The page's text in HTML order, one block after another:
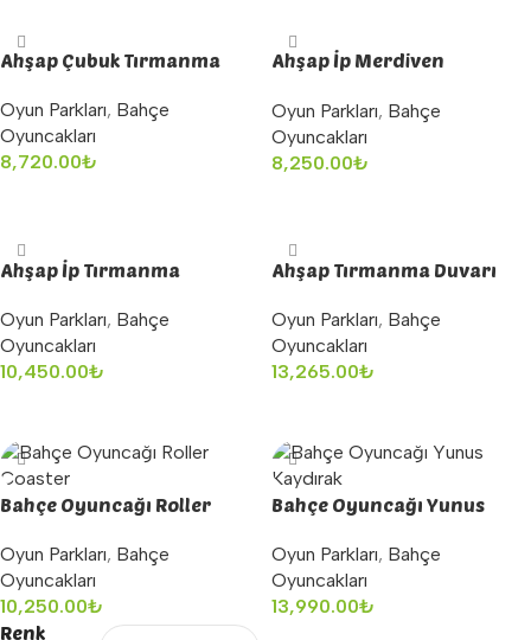
Ahşap Çubuk Tırmanma
Oyun Parkları, Bahçe
Oyuncakları
8,720.00₺
Ahşap İp Merdiven
Oyun Parkları, Bahçe
Oyuncakları
8,250.00₺
Ahşap İp Tırmanma
Oyun Parkları, Bahçe
Oyuncakları
10,450.00₺
Ahşap Tırmanma Duvarı
Oyun Parkları, Bahçe
Oyuncakları
13,265.00₺
Bahçe Oyuncağı Roller
Oyun Parkları, Bahçe
Oyuncakları
10,250.00₺
Renk
Bahçe Oyuncağı Yunus
Oyun Parkları, Bahçe
Oyuncakları
13,990.00₺